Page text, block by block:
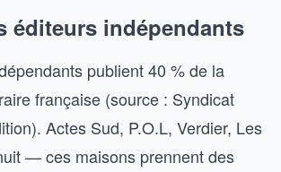
éditeurs indépendants
publient 40 % de la
française (source : Syndicat
Actes Sud, P.O.L, Verdier, Les
— ces maisons prennent des